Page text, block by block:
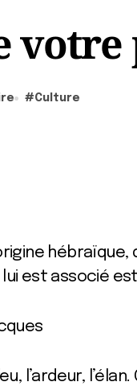
votre
#Culture
est associé
l’ardeur,